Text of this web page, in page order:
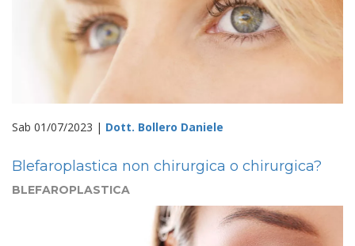
Sab 01/07/2023 | Dott. Bollero Daniele
Blefaroplastica non chirurgica o chirurgica?
BLEFAROPLASTICA